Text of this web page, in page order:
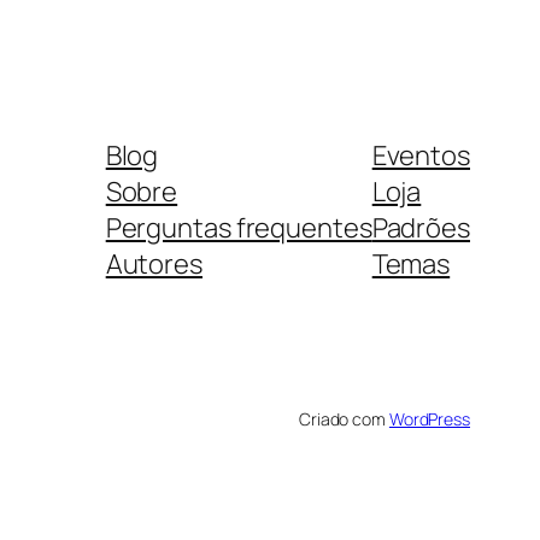
Blog
Sobre
Perguntas frequentes
Autores
Eventos
Loja
Padrões
Temas
Criado com WordPress